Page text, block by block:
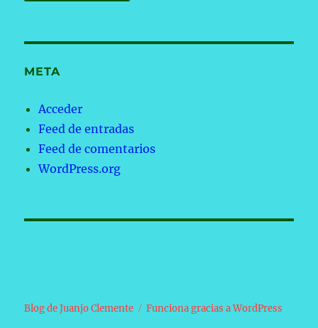
META
Acceder
Feed de entradas
Feed de comentarios
WordPress.org
Blog de Juanjo Clemente Funciona gracias a WordPress